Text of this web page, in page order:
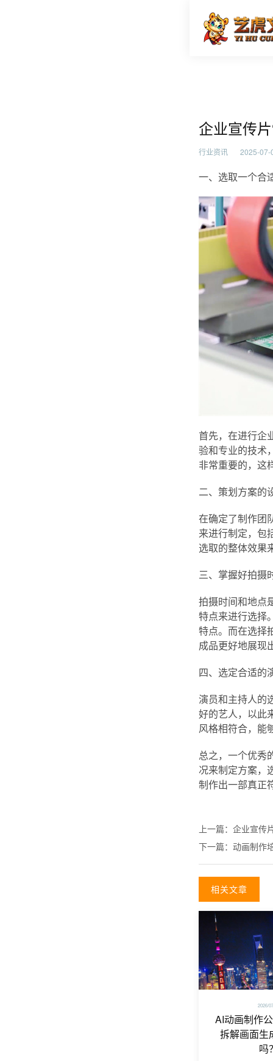
企业宣
企业宣传
行业资讯 2025-07-
一、选取一个合
首先，在进行企
验和专业的技术
非常重要的，这
二、策划方案的
在确定了制作团
来进行制定，包
选取的整体效果
三、掌握好拍摄
拍摄时间和地点
特点来进行选择
特点。而在选择
成品更好地展现
四、选定合适的
演员和主持人的
好的艺人，以此
风格相符合，能
总之，一个优秀
况来制定方案，
制作出一部真正
上一篇： 企业宣传
下一篇： 动画制作
相关文章
2026/
AI动画制作
拆解画面生
吗